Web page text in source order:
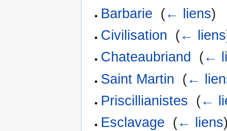
Barbarie (← liens)
Civilisation (← liens
Chateaubriand
(←
Saint Martin (←
Priscillianistes (←
Esclavage (← liens